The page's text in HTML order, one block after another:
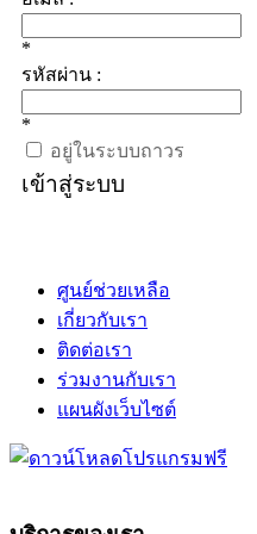
*
รหัสผ่าน :
*
อยู่ในระบบถาวร
เข้าสู่ระบบ
ศูนย์ช่วยเหลือ
เกี่ยวกับเรา
ติดต่อเรา
ร่วมงานกับเรา
แผนผังเว็บไซต์